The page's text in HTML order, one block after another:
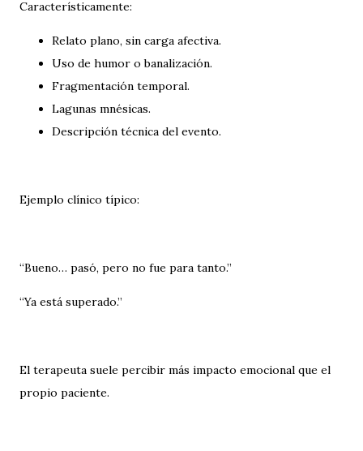
Característicamente:
Relato plano, sin carga afectiva.
Uso de humor o banalización.
Fragmentación temporal.
Lagunas mnésicas.
Descripción técnica del evento.
Ejemplo clínico típico:
“Bueno… pasó, pero no fue para tanto.”
“Ya está superado.”
El terapeuta suele percibir más impacto emocional que el
propio paciente.